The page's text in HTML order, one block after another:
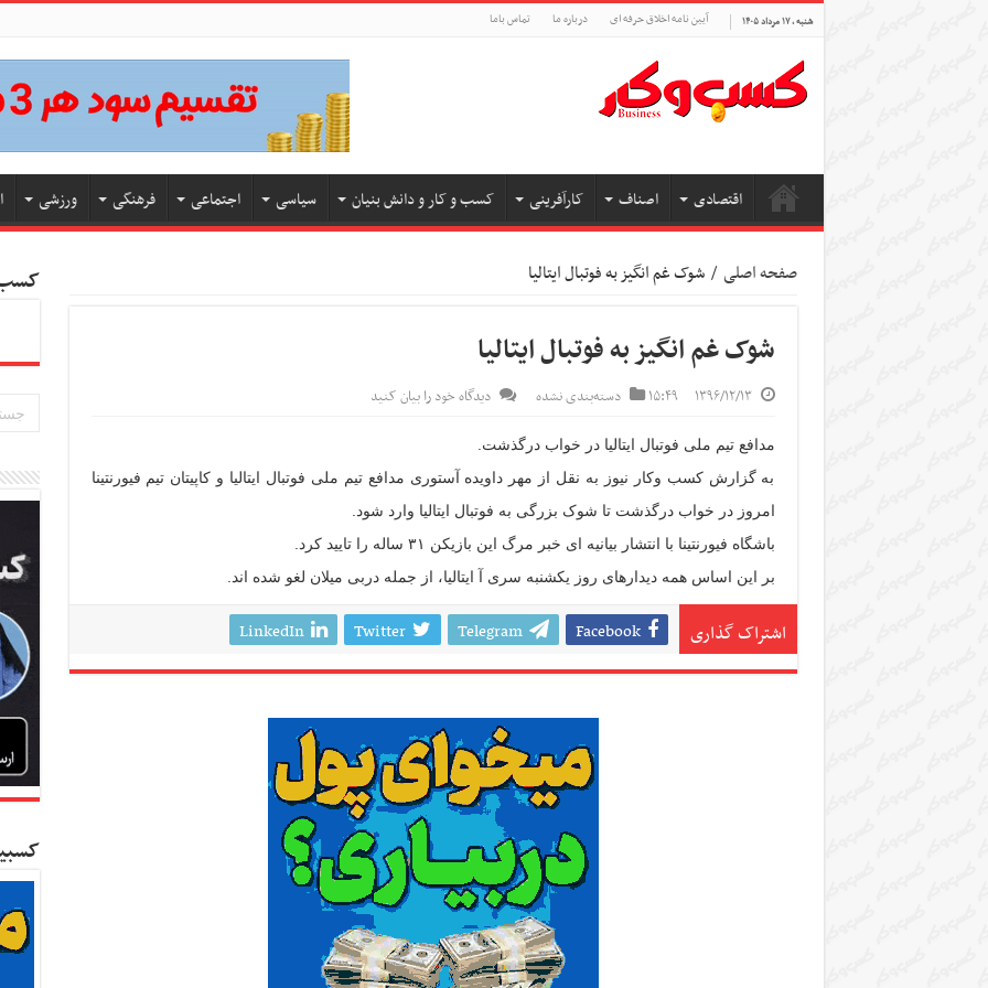
شنبه , ۱۷ مرداد ۱۴۰۵ آیین نامه اخلاق حرفه ای درباره ما تماس باما
اقتصادی اصناف کارآفرینی کسب و کار و دانش بنیان سیاسی اجتماعی فرهنگی ورزشی
صفحه اصلی / شوک غم انگیز به فوتبال ایتالیا
شوک غم انگیز به فوتبال ایتالیا
۱۳۹۶/۱۲/۱۳ ۱۵:۴۹ دسته‌بندی نشده دیدگاه خود را بیان کنید
مدافع تیم ملی فوتبال ایتالیا در خواب درگذشت.
به گزارش کسب وکار نیوز به نقل از مهر داویده آستوری مدافع تیم ملی فوتبال ایتالیا و کاپیتان تیم فیورنتینا
امروز در خواب درگذشت تا شوک بزرگی به فوتبال ایتالیا وارد شود.
باشگاه فیورنتینا با انتشار بیانیه ای خبر مرگ این بازیکن ۳۱ ساله را تایید کرد.
بر این اساس همه دیدارهای روز یکشنبه سری آ ایتالیا، از جمله دربی میلان لغو شده اند.
اشتراک گذاری Facebook
Telegram
Twitter
LinkedIn
کسب